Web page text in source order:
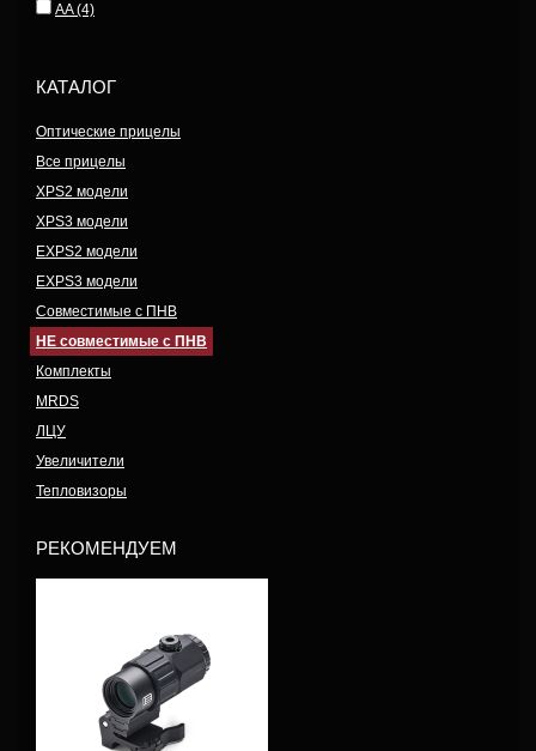
AA(4)
КАТАЛОГ
Оптические прицелы
Все прицелы
XPS2 модели
XPS3 модели
EXPS2 модели
EXPS3 модели
Совместимые с ПНВ
НЕ совместимые с ПНВ
Комплекты
MRDS
ЛЦУ
Увеличители
Тепловизоры
РЕКОМЕНДУЕМ